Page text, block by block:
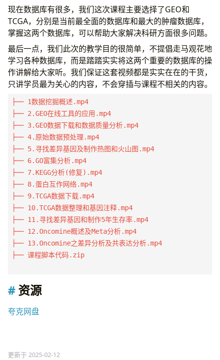
现在数据库有很多，我们这次课程主要选择了GEO和
TCGA，分别是当前最全面的数据库和最大的肿瘤数据库，
掌握这两个数据库，可以帮助大家解决科研方面很多问题。
最后一点，我们此次的教学目的很简单，不提倡走马观花地
学习各种数据库，而是踏踏实实将这两个重要的数据库的操
作讲解给大家听。我们保证这套视频都是实实在在的干货，
只讲学员最为关心的内容，不会穿插与课程不相关的内容。
├── 1数据挖掘概述.mp4
├── 2.GEO在线工具的应用.mp4
├── 3.GEO数据下载和数据质量分析.mp4
├── 4.原始数据预处理.mp4
├── 5.寻找差异基因及制作热图和火山图.mp4
├── 6.GO富集分析.mp4
├── 7.KEGG分析(修复).mp4
├── 8.蛋白互作网络.mp4
├── 9.TCGA数据下载.mp4
├── 10.TCGA数据整理和基因注释.mp4
├── 11.寻找差异基因和制作5年生存率.mp4
├── 12.Oncomine概述及Meta分析.mp4
├── 13.Oncomine之差异分析及共表达分析.mp4
├── 课程脚本代码.zip
资源
夸克网盘
更新于 2025-02-12